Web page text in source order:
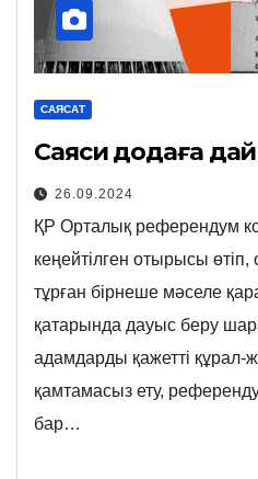
САЯСАТ
Саяси додаға
26.09.2024
ҚР Орталық референдум
кеңейтілген отырысы өтіп,
тұрған бірнеше мәселе
қатарында дауыс беру
адамдарды қажетті құрал-
қамтамасыз ету,
бар…